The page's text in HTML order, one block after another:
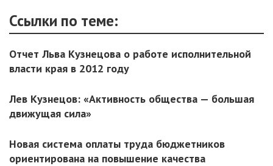
Ссылки по теме:
Отчет Льва Кузнецова о работе исполнительной
власти края в 2012 году
Лев Кузнецов: «Активность общества — большая
движущая сила»
Новая система оплаты труда бюджетников
ориентирована на повышение качества